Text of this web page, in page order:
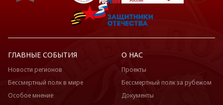
ГЛАВНЫЕ СОБЫТИЯ
Новости регионов
Бессмертный полк в мире
Особое мнение
О НАС
Проекты
Бессмертный полк за рубежом
Документы